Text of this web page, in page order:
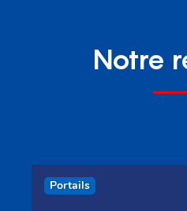
Notre
Portails